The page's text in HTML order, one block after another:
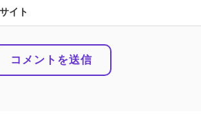
サイト